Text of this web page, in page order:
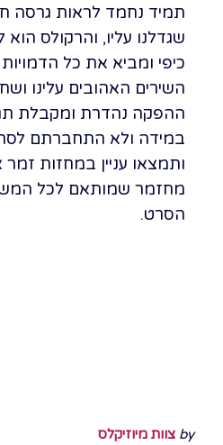
תמיד נחמד לראות גרסה
שגדלנו עליו, והרקולס
כיפי ומביא את כל
השירים האהובים עלינו
ההפקה נהדרת ומקבלת
במידה ולא התחברתם
ותמצאו עניין במחזות זמר
מחזמר שמותאם לכל
הסרט.
by צוות מיוזיקלס